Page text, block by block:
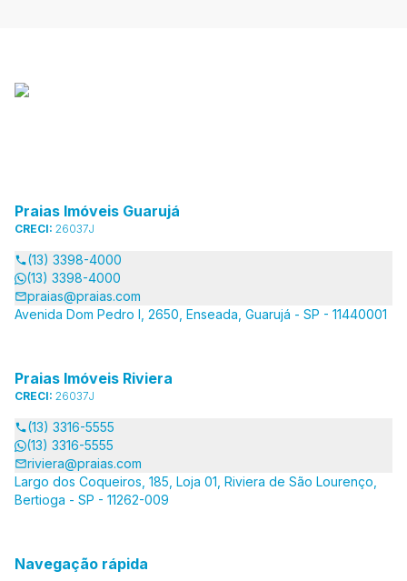
Praias Imóveis Guarujá
CRECI: 26037J
(13) 3398-4000
(13) 3398-4000
praias@praias.com
Avenida Dom Pedro I, 2650, Enseada, Guarujá - SP - 11440001
Praias Imóveis Riviera
CRECI: 26037J
(13) 3316-5555
(13) 3316-5555
riviera@praias.com
Largo dos Coqueiros, 185, Loja 01, Riviera de São Lourenço,
Bertioga - SP - 11262-009
Navegação rápida